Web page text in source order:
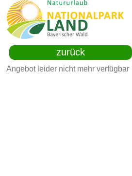
zurück
Angebot leider nicht mehr verfügbar